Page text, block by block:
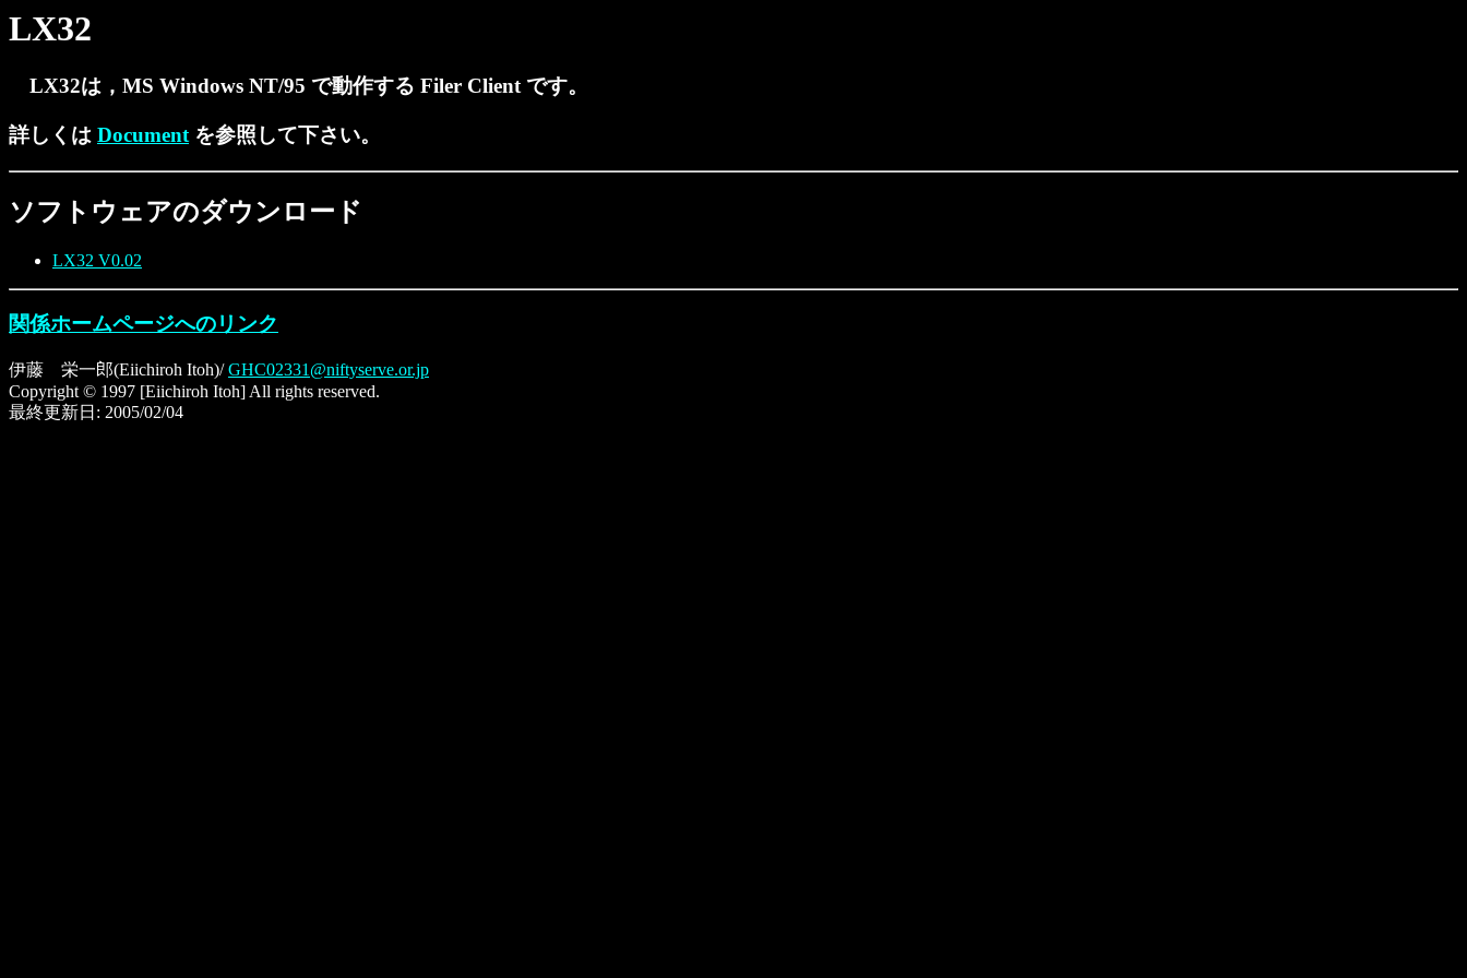
LX32
LX32は，MS Windows NT/95 で動作する Filer Client です。
詳しくは Document を参照して下さい。
ソフトウェアのダウンロード
LX32 V0.02
関係ホームページへのリンク
伊藤 栄一郎(Eiichiroh Itoh)/GHC02331@niftyserve.or.jp
Copyright © 1997 [Eiichiroh Itoh] All rights reserved.
最終更新日: 2005/02/04